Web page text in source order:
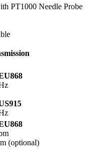
PT1000 Needle Probe
(optional)